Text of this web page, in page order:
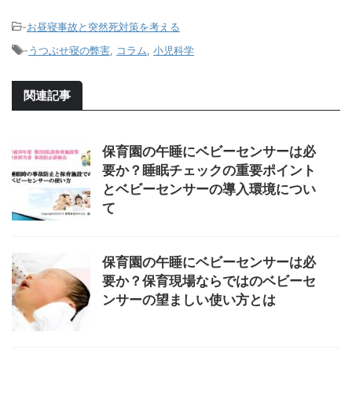
-お昼寝事故と突然死対策を考える
-うつぶせ寝の弊害 コラム 小児科学
関連記事
保育園の午睡にベビーセンサーは必
要か？睡眠チェックの重要ポイント
とベビーセンサーの導入環境につい
て
保育園の午睡にベビーセンサーは必
要か？保育現場ならではのベビーセ
ンサーの望ましい使い方とは